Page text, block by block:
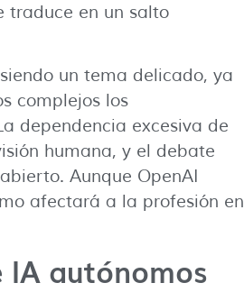
traduce en un salto
un tema delicado, ya
complejos los
dependencia excesiva de
humana, y el debate
Aunque OpenAI
afectará a la profesión en
IA autónomos